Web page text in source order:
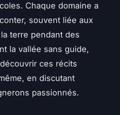
Chaque domaine a
souvent liée aux
terre pendant des
la vallée sans guide,
ces récits
en discutant
passionnés.